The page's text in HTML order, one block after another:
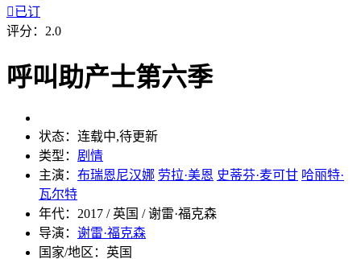
已订
评分： 2.0
呼叫助产士第六季
状态： 连载中,待更新
类型： 剧情
主演： 布瑞恩尼汉娜 劳拉·美恩 史蒂芬·麦可甘 哈丽特·
瓦尔特
年代： 2017 / 英国 / 谢雷·福克森
导演： 谢雷·福克森
国家/地区： 英国